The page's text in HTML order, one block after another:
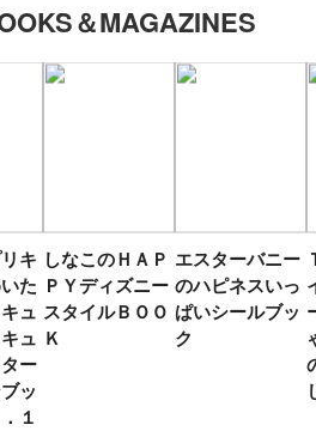
＆MAGAZINES
キ
た
ュ
ュ
ー
ッ
１
しなこのＨＡＰ
ＰＹディズニー
スタイルＢＯＯ
Ｋ
エスターバニー
のハピネスいっ
ぱいシールブッ
ク